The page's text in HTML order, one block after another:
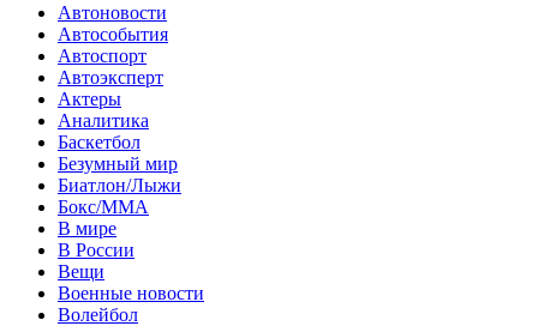
Автоновости
Автособытия
Автоспорт
Автоэксперт
Актеры
Аналитика
Баскетбол
Безумный мир
Биатлон/Лыжи
Бокс/MMA
В мире
В России
Вещи
Военные новости
Волейбол